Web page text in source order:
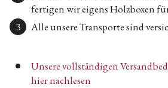
fertigen wir eigens Holzboxen
Alle unsere Transporte sind
Unsere vollständigen
hier nachlesen